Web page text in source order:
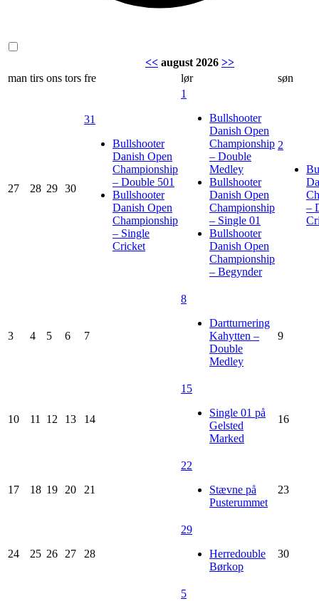
<< august 2026 >>
man tirs ons tors fre lør søn
27 28 29 30
31
Bullshooter
Danish Open
Championship
– Double 501
Bullshooter
Danish Open
Championship
– Single
Cricket
1
Bullshooter
Danish Open
Championship
– Double
Medley
Bullshooter
Danish Open
Championship
– Single 01
Bullshooter
Danish Open
Championship
– Begynder
2
–
3 4 5 6 7
8
Dartturnering
Kahytten –
Double
Medley
9
10 11 12 13 14
15
Single 01 på
Gelsted
Marked
16
17 18 19 20 21
22
Stævne på
Pusterummet
23
24 25 26 27 28
29
Herredouble
Børkop
30
5